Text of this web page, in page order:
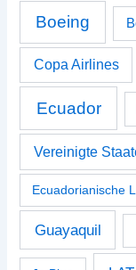
Boeing
Copa Airlines
Ecuador
Vereinigte
Ecuadorianische
Guayaquil